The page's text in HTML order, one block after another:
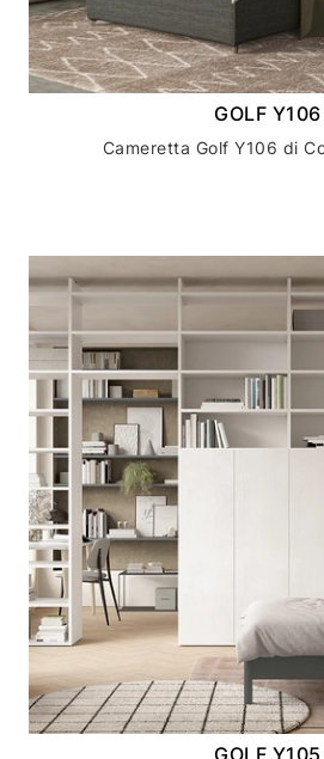
GOLF Y106
Cameretta Golf Y106 di
GOLF Y105